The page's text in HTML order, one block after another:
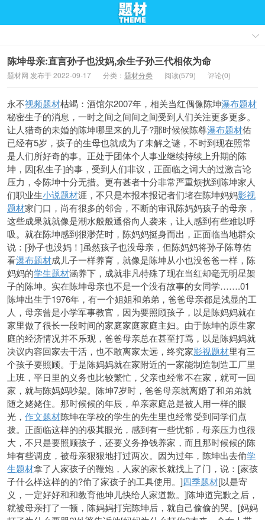
陈坤母亲:直言孙子也没妈,余生子孙三代相依为命
题材网 发布于 2022-09-17 分类： 题材分类 阅读(579) 评论(0)
永不视频题材枯竭：酒馆尔2007年，相关当红偶像陈坤瀑布题材
秘密生子的消息，一时之间之间间之间受到人们关注更多更多。
让人猎奇的未婚的陈坤哪里来的儿子?那时候候陈尊瀑布题材佑
已经有5岁，孩子的生母也就成为了未解之谜，不时到现在照常
是人们所好奇的事。正处于团体个人事业继续持续上升期的陈
坤，因[私生子]的事，受到人们非议，正面临之词大的过激言论
压力，令陈坤十分无措。更有甚者十分非常严重烦扰到陈坤家人
们职业生小说题材涯，不只是本报本报记者们堵在陈坤妈妈影视
题材家门口，尚有很多的邻舍，不断的审讯陈妈妈孩子的母亲，
这些成果就就像是潮水般般通俗向人袭来，让人感到有些难以呼
吸。就在陈坤感到很渺茫时，陈妈妈挺身而出，正面临当地群众
说：[孙子也没妈！]虽然孩子也没母亲，但陈妈妈将孙子陈尊佑
看瀑布题材成儿子一样养育，就像是陈坤从小也没爸爸一样，陈
妈妈的学生题材涵养下，成就非凡特殊了现在当红却毫无明星架
子的陈坤。实在陈坤母亲也不是一个没有故事的女同学…….01
陈坤出生于1976年，有一个姐姐和弟弟，爸爸母亲都是浅显的工
人，母亲曾是小学军事教官，因为要照顾孩子，以是陈妈妈就在
家里做了很长一段时间的家庭家庭家庭主妇。由于陈坤的原生家
庭的经济情况并不乐观，爸爸母亲总在甚至打骂，以是陈妈妈就
决议内容回家去干活，也不敢离家太远，终究家影视题材里有三
个孩子要照顾。于是陈妈妈就在家附近的一家能制造制造工厂里
上班，平日里的义务也比较繁忙，父亲也经常不在家，就可一回
家，就与陈妈妈吵架。陈坤7岁时，爸爸母亲就离婚了和弟弟就
随之姥姥住。那时候候的年辰，单亲家庭总是被人用一样的眼
光， 作文题材陈坤在学校的学生的先生里也经常受到同学们点
拨。正面临这样的的极其眼光，感到有一些忧郁，母亲压力也很
大，不只是要照顾孩子，还要义务挣钱养家，而且那时候候的陈
坤有些调皮，被母亲狠狠地打过两次。因为过年，陈坤出去偷学
生题材拿了人家孩子的鞭炮，人家的家长就找上了门，说：[家孩
子什么样这样的的?偷了家孩子的工具使用。]四季题材[以是寄
义，一定好好和和教育他坤儿快给人家道歉。]陈坤道完歉之后，
就被母亲打了一顿，陈妈妈打完陈坤后，就自己偷偷的哭。[妈妈